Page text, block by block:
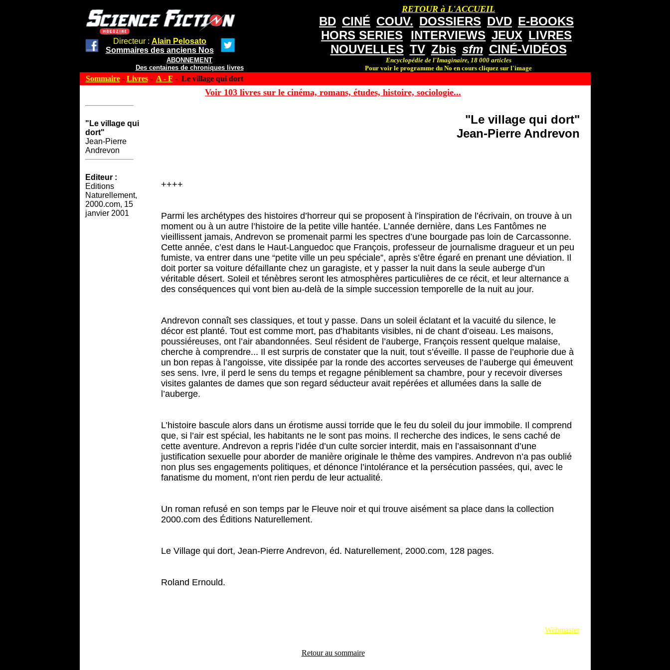
Directeur : Alain Pelosato
Sommaires des anciens Nos
ABONNEMENT
Des centaines de chroniques livres
RETOUR à L'ACCUEIL
BD CINÉ COUV. DOSSIERS DVD E-BOOKS
HORS SERIES
INTERVIEWS JEUX LIVRES
NOUVELLES TV Zbis sfm CINÉ-VIDÉOS
Encyclopédie de l'Imaginaire, 18 000 articles
Pour voir le programme du No en cours cliquez sur l'image
Sommaire- Livres- A - F - Le village qui dort
Voir 103 livres sur le cinéma, romans, études, histoire, sociologie...
"Le village qui
dort"
Jean-Pierre
Andrevon
Editeur :
Editions
Naturellement,
2000.com, 15
janvier 2001
"Le village qui dort"
Jean-Pierre Andrevon
++++
Parmi les archétypes des histoires d’horreur qui se proposent à l’inspiration de l’écrivain, on trouve à un
moment ou à un autre l’histoire de la petite ville hantée. L’année dernière, dans Les Fantômes ne
vieillissent jamais, Andrevon se promenait parmi les spectres d’une bourgade pas loin de Carcassonne.
Cette année, c’est dans le Haut-Languedoc que François, professeur de journalisme dragueur et un peu
fumiste, va entrer dans une “petite ville un peu spéciale”, après s’être égaré en prenant une déviation. Il
doit porter sa voiture défaillante chez un garagiste, et y passer la nuit dans la seule auberge d’un
véritable désert. Soleil et ténèbres seront les atmosphères particulières de ce récit, et leur alternance a
des conséquences qui vont bien au-delà de la simple succession temporelle de la nuit au jour.
Andrevon connaît ses classiques, et tout y passe. Dans un soleil éclatant et la vacuité du silence, le
décor est planté. Tout est comme mort, pas d’habitants visibles, ni de chant d’oiseau. Les maisons,
poussiéreuses, ont l’air abandonnées. Seul résident de l’auberge, François ressent quelque malaise,
cherche à comprendre... Il est surpris de constater que la nuit, tout s’éveille. Il passe de l’euphorie due à
un bon repas à l’angoisse, vite dissipée par la ronde des accortes serveuses de l’auberge qui émeuvent
ses sens. Ivre, il perd le sens du temps et regagne péniblement sa chambre, pour y recevoir diverses
visites galantes de dames que son regard séducteur avait repérées et allumées dans la salle de
l’auberge.
L’histoire bascule alors dans un érotisme aussi torride que le feu du soleil du jour immobile. Il comprend
que, si l’air est spécial, les habitants ne le sont pas moins. Il recherche des indices, le sens caché de
cette aventure. Andrevon a repris l’idée d’un culte sorcier interdit, mais en l’assaisonnant d’une
justification sexuelle pour aborder de manière originale le thème des vampires. Andrevon n’a pas oublié
non plus ses engagements politiques, et dénonce l’intolérance et la persécution passées, qui, avec le
fanatisme du moment, n’ont rien perdu de leur actualité.
Un roman refusé en son temps par le Fleuve noir et qui trouve aisément sa place dans la collection
2000.com des Éditions Naturellement.
Le Village qui dort, Jean-Pierre Andrevon, éd. Naturellement, 2000.com, 128 pages.
Roland Ernould.
Webmaster
Retour au sommaire